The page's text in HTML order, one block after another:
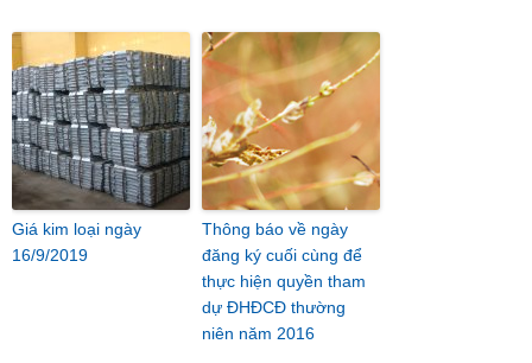
Giá kim loại ngày
16/9/2019
Thông báo về ngày
đăng ký cuối cùng để
thực hiện quyền tham
dự ĐHĐCĐ thường
niên năm 2016